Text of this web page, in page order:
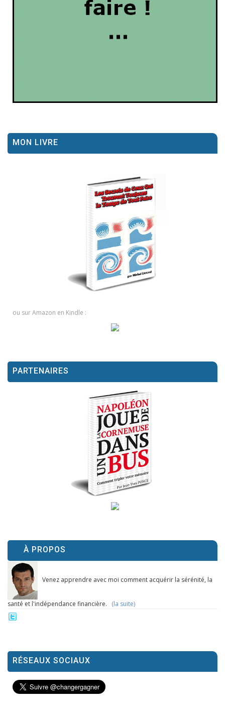
MON LIVRE
ou sur Amazon en Kindle :
PARTENAIRES
À PROPOS
Venez apprendre avec moi comment acquérir la sérénité, la
santé et l'indépendance financière. (la suite)
RÉSEAUX SOCIAUX